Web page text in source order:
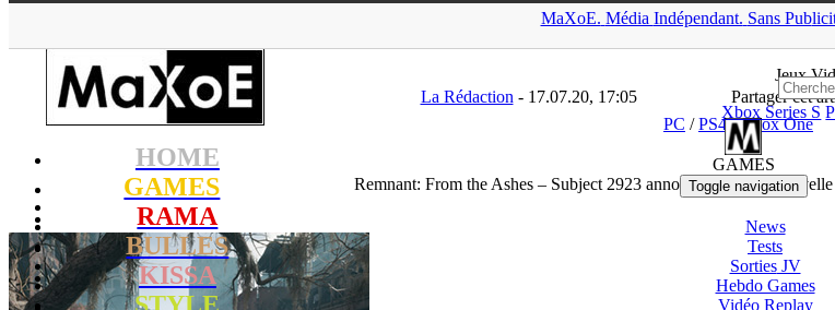
MaXoE. Média Indépendant. Sans Pub
HOME
GAMES
RAMA
BULLES
KISSA
Jeux
Xbox Series S
GAMES
Toggle navigation
News
Tests
SortiesJV
Hebdo Games
Vidéo Replay
▲
La Rédaction - 17.07.20, 17:05 Partager cet
PC /PS4/Xbox One
Remnant: From the Ashes – Subject 2923 annoncé avec une